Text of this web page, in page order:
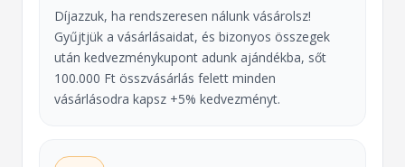
Díjazzuk, ha rendszeresen nálunk vásárolsz!
Gyűjtjük a vásárlásaidat, és bizonyos összegek
után kedvezménykupont adunk ajándékba, sőt
100.000 Ft összvásárlás felett minden
vásárlásodra kapsz +5% kedvezményt.